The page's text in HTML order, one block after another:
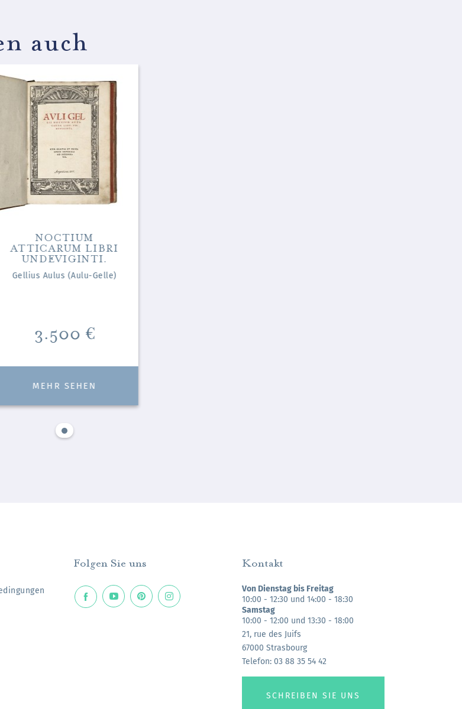
auch
NOCTIUM
ATTICARUM LIBRI
UNDEVIGINTI.
Gellius Aulus (Aulu-Gelle)
Preis
3.500 €
MEHR SEHEN
Folgen Sie uns Kontakt
Von Dienstag bis Freitag
10:00 - 12:30 und 14:00 - 18:30
Samstag
10:00 - 12:00 und 13:30 - 18:00
21, rue des Juifs
67000 Strasbourg
Telefon: 03 88 35 54 42
SCHREIBEN SIE UNS